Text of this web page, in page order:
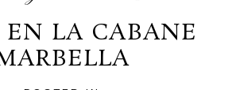
EN LA CABANE